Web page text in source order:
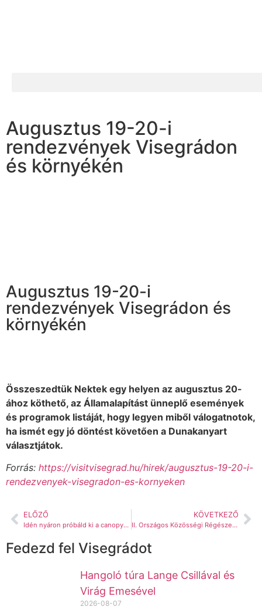
Augusztus 19-20-i
rendezvények Visegrádon
és környékén
Augusztus 19-20-i
rendezvények Visegrádon és
környékén
Összeszedtük Nektek egy helyen az augusztus 20-
ához köthető, az Államalapítást ünneplő események
és programok listáját, hogy legyen miből válogatnotok,
ha ismét egy jó döntést követően a Dunakanyart
választjátok.
Forrás: https://visitvisegrad.hu/hirek/augusztus-19-20-i-
rendezvenyek-visegradon-es-kornyeken
ELŐZŐ
Idén nyáron próbáld ki a canopyt Te is!
KÖVETKEZŐ
II. Országos Közösségi Régészeti Napok Visegrádon
Fedezd fel Visegrádot
Hangoló túra Lange Csillával és
Virág Emesével
2026-08-07